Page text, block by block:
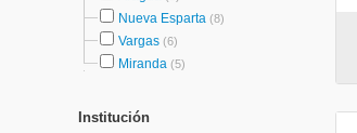
Nueva Esparta (8)
Vargas (6)
Miranda (5)
Institución